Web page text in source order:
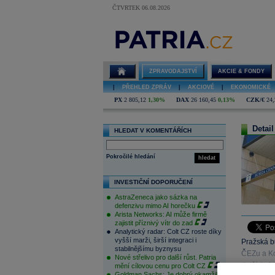
ČTVRTEK 06.08.2026
ZPRAVODAJSTVÍ AKCIE & FONDY
PŘEHLED ZPRÁV AKCIOVÉ EKONOMICKÉ
PX 2 805,12 1,30% DAX 26 160,45 0,13% CZK/€
HLEDAT V KOMENTÁŘÍCH
hledat
Pokročilé hledání
INVESTIČNÍ DOPORUČENÍ
AstraZeneca jako sázka na
defenzivu mimo AI horečku
Arista Networks: AI může firmě
zajistit příznivý vítr do zad
Analytický radar: Colt CZ roste díky
vyšší marži, širší integraci i
stabilnějšímu byznysu
Nové střelivo pro další růst. Patria
mění cílovou cenu pro Colt CZ
Pražská
ČEZu a
dalších